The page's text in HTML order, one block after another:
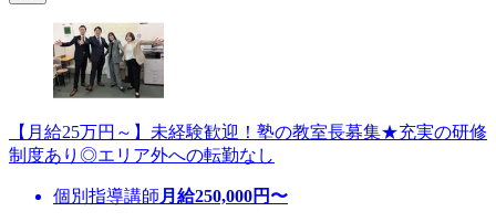
【月給25万円～】未経験歓迎！塾の教室長募集★充実の研修
制度あり◎エリア外への転勤なし
個別指導講師 月給250,000円〜